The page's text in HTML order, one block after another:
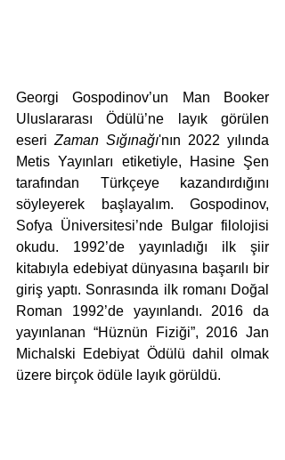
Georgi Gospodinov’un Man Booker
Uluslararası Ödülü’ne layık görülen
eseri Zaman Sığınağı'nın 2022 yılında
Metis Yayınları etiketiyle, Hasine Şen
tarafından Türkçeye kazandırdığını
söyleyerek başlayalım. Gospodinov,
Sofya Üniversitesi’nde Bulgar filolojisi
okudu. 1992’de yayınladığı ilk şiir
kitabıyla edebiyat dünyasına başarılı bir
giriş yaptı. Sonrasında ilk romanı Doğal
Roman 1992’de yayınlandı. 2016 da
yayınlanan “Hüznün Fiziği”, 2016 Jan
Michalski Edebiyat Ödülü dahil olmak
üzere birçok ödüle layık görüldü.